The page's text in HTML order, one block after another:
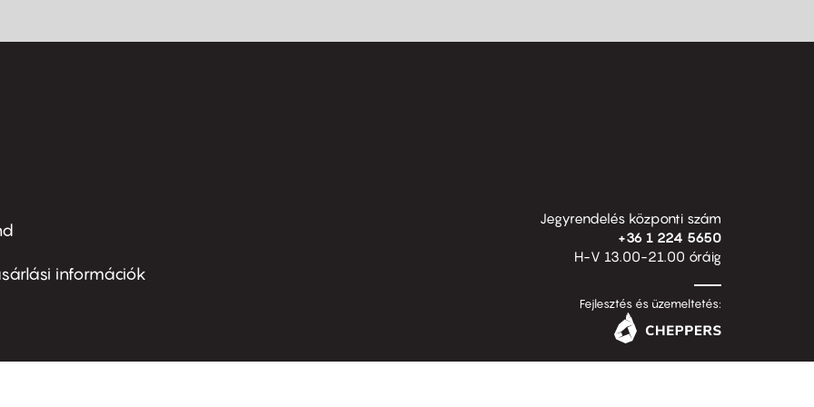
információk
Jegyrendelés központi szám
+36 1 224 5650
H-V 13.00-21.00 óráig
Fejlesztés és üzemeltetés: